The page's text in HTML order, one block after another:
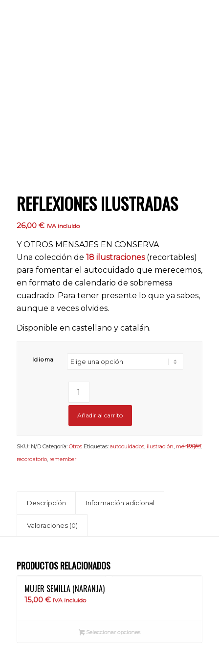
REFLEXIONES ILUSTRADAS
26,00 € IVA incluido
Y OTROS MENSAJES EN CONSERVA
Una colección de 18 ilustraciones(recortables)
para fomentar el autocuidado que merecemos,
en formato de calendario de sobremesa
cuadrado. Para tener presente lo que ya sabes,
aunque a veces olvides.
Disponible en castellano y catalán.
Idioma
Limpiar
Añadir al carrito
SKU: N/D Categoría: Otros Etiquetas: autocuidados, ilustración, mensajes,
recordatorio, remember
Descripción Información adicional
Valoraciones (0)
PRODUCTOS RELACIONADOS
MUJER SEMILLA (NARANJA)
15,00 € IVA incluido
Seleccionar opciones